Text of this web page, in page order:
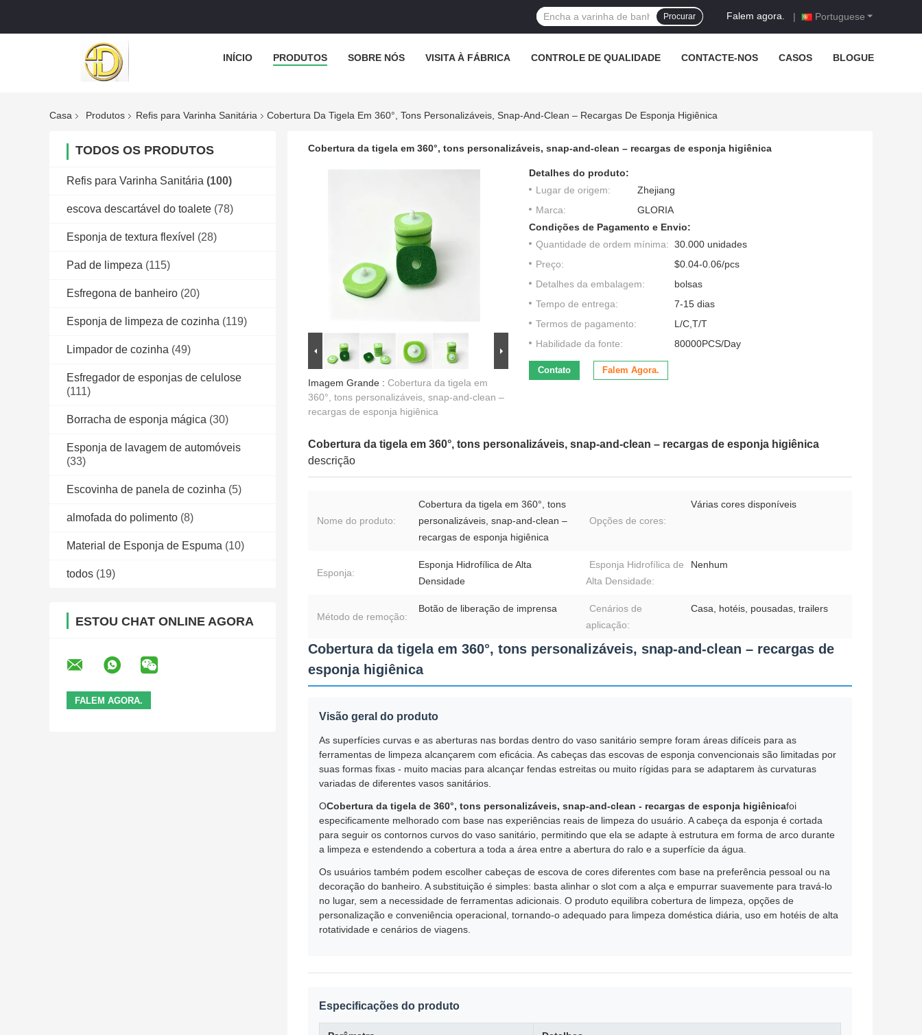
Portuguese
Falem agora. |
Procurar
INÍCIO PRODUTOS SOBRE NÓS VISITA À FÁBRICA CONTROLE DE QUALIDADE CONTACTE-NOS CASOS BLOGUE
Casa Produtos Refis para Varinha Sanitária Cobertura Da Tigela Em 360°, Tons Personalizáveis, Snap-And-Clean – Recargas De Esponja Higiênica
TODOS OS PRODUTOS
Refis para Varinha Sanitária (100)
escova descartável do toalete (78)
Esponja de textura flexível (28)
Pad de limpeza (115)
Esfregona de banheiro (20)
Esponja de limpeza de cozinha (119)
Limpador de cozinha (49)
Esfregador de esponjas de celulose
(111)
Borracha de esponja mágica (30)
Esponja de lavagem de automóveis
(33)
Escovinha de panela de cozinha (5)
almofada do polimento (8)
Material de Esponja de Espuma (10)
todos (19)
ESTOU CHAT ONLINE AGORA
Cobertura da tigela em 360°, tons personalizáveis, snap-and-clean – recargas de esponja higiênica
Imagem Grande : Cobertura da tigela em
360°, tons personalizáveis, snap-and-clean –
recargas de esponja higiênica
Detalhes do produto:
Lugar de origem:
Zhejiang
Marca:
GLORIA
Condições de Pagamento e Envio:
Quantidade de ordem mínima: 30.000 unidades
Preço:
$0.04-0.06/pcs
Detalhes da embalagem:
bolsas
Tempo de entrega:
7-15 dias
Termos de pagamento:
L/C,T/T
Habilidade da fonte:
80000PCS/Day
Contato Falem Agora.
Cobertura da tigela em 360°, tons personalizáveis, snap-and-clean – recargas de esponja higiênica
descrição
Nome do produto:
Cobertura da tigela em 360°, tons
personalizáveis, snap-and-clean –
recargas de esponja higiênica
Opções de cores:
Várias cores disponíveis
Esponja:
Esponja Hidrofílica de Alta
Densidade
Esponja Hidrofílica de
Alta Densidade:
Nenhum
Método de remoção:
Botão de liberação de imprensa
Cenários de
aplicação:
Casa, hotéis, pousadas, trailers
Cobertura da tigela em 360°, tons personalizáveis, snap-and-clean – recargas de
esponja higiênica
Visão geral do produto
As superfícies curvas e as aberturas nas bordas dentro do vaso sanitário sempre foram áreas difíceis para as
ferramentas de limpeza alcançarem com eficácia. As cabeças das escovas de esponja convencionais são limitadas por
suas formas fixas - muito macias para alcançar fendas estreitas ou muito rígidas para se adaptarem às curvaturas
variadas de diferentes vasos sanitários.
OCobertura da tigela de 360°, tons personalizáveis, snap-and-clean - recargas de esponja higiênicafoi
especificamente melhorado com base nas experiências reais de limpeza do usuário. A cabeça da esponja é cortada
para seguir os contornos curvos do vaso sanitário, permitindo que ela se adapte à estrutura em forma de arco durante
a limpeza e estendendo a cobertura a toda a área entre a abertura do ralo e a superfície da água.
Os usuários também podem escolher cabeças de escova de cores diferentes com base na preferência pessoal ou na
decoração do banheiro. A substituição é simples: basta alinhar o slot com a alça e empurrar suavemente para travá-lo
no lugar, sem a necessidade de ferramentas adicionais. O produto equilibra cobertura de limpeza, opções de
personalização e conveniência operacional, tornando-o adequado para limpeza doméstica diária, uso em hotéis de alta
rotatividade e cenários de viagens.
Especificações do produto